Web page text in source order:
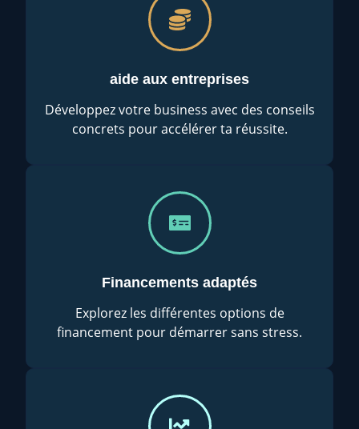
aide aux entreprises
Développez votre business avec des conseils
concrets pour accélérer ta réussite.
Financements adaptés
Explorez les différentes options de
financement pour démarrer sans stress.